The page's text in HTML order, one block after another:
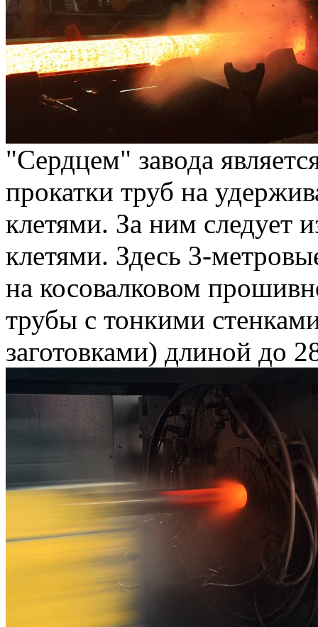
"Сердцем" завода
прокатки труб на
клетями. За ним следует
клетями. Здесь 3-
на косовалковом
трубы с тонкими
заготовками) длиной до